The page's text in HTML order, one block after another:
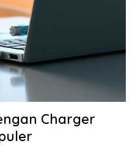
Charger